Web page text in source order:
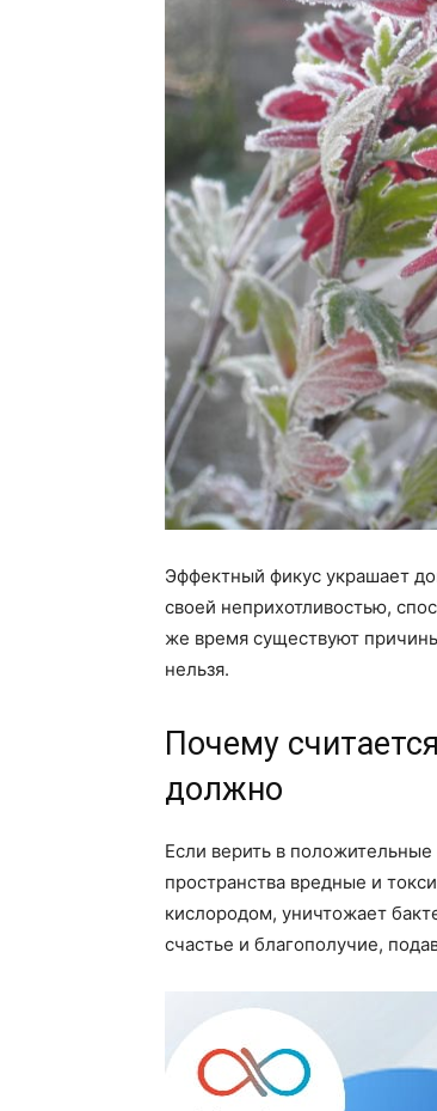
Эффектный фикус украшает
своей неприхотливостью,
же время существуют
нельзя.
Почему
должно
Если верить в
пространства вредные и
кислородом, уничтожает
счастье и благополучие,